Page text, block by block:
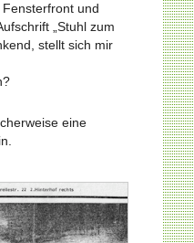
und
„Stuhl zum
stellt sich mir
eine